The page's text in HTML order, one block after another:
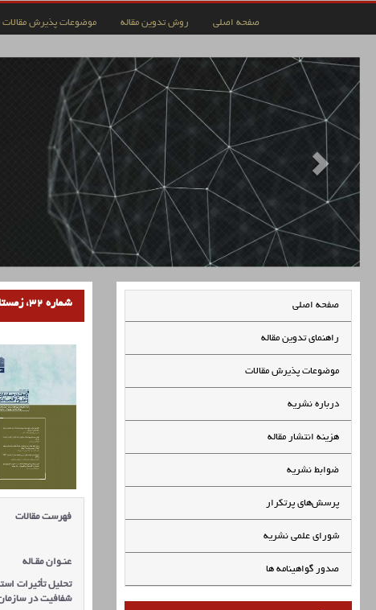
صفحه اصلی روش تدوین مقاله موضوعات پذیرش مقالات
صفحه اصلی
راهنمای تدوین مقاله
موضوعات پذیرش مقالات
درباره نشریه
هزینه انتشار مقاله
ضوابط نشریه
پرسش‌های پرتکرار
شورای علمی نشریه
صدور گواهینامه ها
شماره 32، زمستان 1403
فهرست مقالات
عنـوان مقـاله
تحلیل تأثیرات
شفافیت در